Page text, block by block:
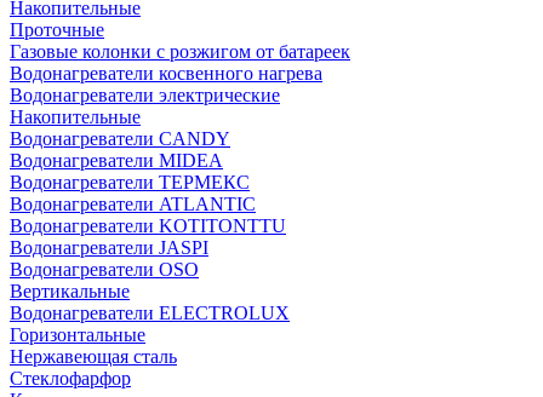
Накопительные
Проточные
Газовые колонки с розжигом от батареек
Водонагреватели косвенного нагрева
Водонагреватели электрические
Накопительные
Водонагреватели CANDY
Водонагреватели MIDEA
Водонагреватели ТЕРМЕКС
Водонагреватели ATLANTIC
Водонагреватели KOTITONTTU
Водонагреватели JASPI
Водонагреватели OSO
Вертикальные
Водонагреватели ELECTROLUX
Горизонтальные
Нержавеющая сталь
Стеклофарфор